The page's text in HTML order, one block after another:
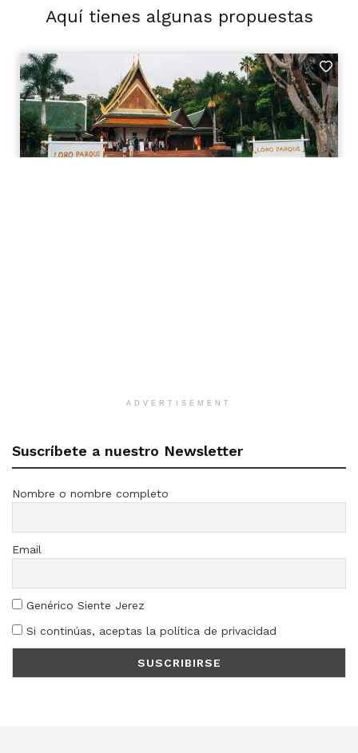
Aquí tienes algunas propuestas
ADVERTISEMENT
Suscríbete a nuestro Newsletter
Nombre o nombre completo
Email
Genérico Siente Jerez
Si continúas, aceptas la política de privacidad